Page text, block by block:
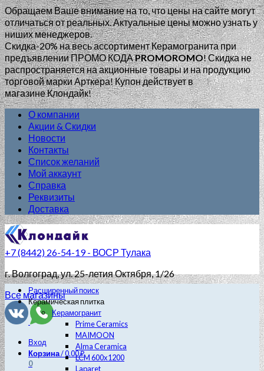
Обращаем Ваше внимание на то, что цены на сайте могут
отличаться от реальных. Актуальные цены можно узнать у
ниших менеджеров.
Скидка-20% на весь ассортимент Керамогранита при
предъявлении ПРОМО КОДАPROMOROMO!Скидка не
распространяется на акционные товары и на продукцию
торговой марки Арткера! Купон действует в
магазине Клондайк!
О компании
Акции & Скидки
Новости
Контакты
Список желаний
Мой аккаунт
Справка
Реквизиты
Доставка
+7 (8442) 26-54-19 - ВОСР Тулака
г. Волгоград, ул. 25-летия Октября, 1/26
Все магазины
Вход
Корзина/0.00₽
0
Расширенный поиск
Керамическая плитка
Керамогранит
Prime Ceramics
MAIMOON
Alma Ceramica
LCM 600х1200
Laparet